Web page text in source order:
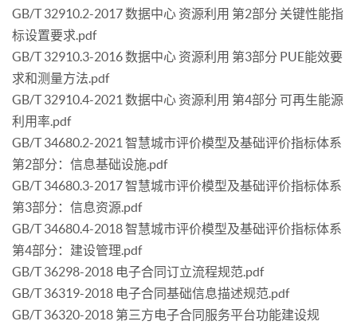
GB/T 32910.2-2017 数据中心 资源利用 第2部分 关键性能指
标设置要求.pdf
GB/T 32910.3-2016 数据中心 资源利用 第3部分 PUE能效要
求和测量方法.pdf
GB/T 32910.4-2021 数据中心 资源利用 第4部分 可再生能源
利用率.pdf
GB/T 34680.2-2021 智慧城市评价模型及基础评价指标体系
第2部分：信息基础设施.pdf
GB/T 34680.3-2017 智慧城市评价模型及基础评价指标体系
第3部分：信息资源.pdf
GB/T 34680.4-2018 智慧城市评价模型及基础评价指标体系
第4部分：建设管理.pdf
GB/T 36298-2018 电子合同订立流程规范.pdf
GB/T 36319-2018 电子合同基础信息描述规范.pdf
GB/T 36320-2018 第三方电子合同服务平台功能建设规